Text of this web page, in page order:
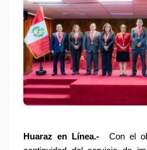
Huaraz en Línea.-
Con el